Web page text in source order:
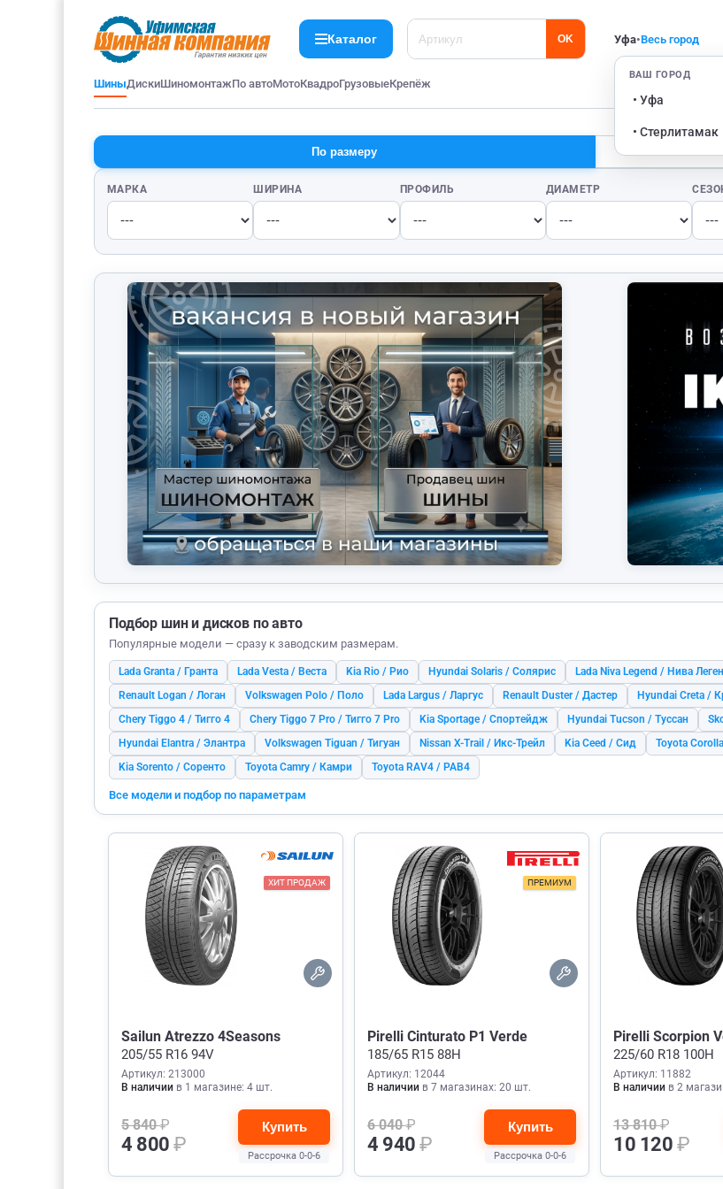
Каталог OK Уфа•Весь город
ВАШ ГОРОД
• Уфа
• Стерлитамак
ШиныДискиШиномонтажПо автоМотоКвадроГрузовыеКрепёж
По размеру
МАРКА ШИРИНА ПРОФИЛЬ ДИАМЕТР
Подбор шин и дисков по авто
Популярные модели — сразу к заводским размерам.
Lada Granta / Гранта Lada Vesta / Веста Kia Rio / Рио Hyundai Solaris / Солярис Lada Niva Legend / Нива
Renault Logan / Логан
Volkswagen Polo / Поло Lada Largus / Ларгус Renault Duster / Дастер Hyundai Creta /
Chery Tiggo 4 / Тигго 4
Chery Tiggo 7 Pro / Тигго 7 Pro Kia Sportage / Спортейдж Hyundai Tucson / Туссан
Hyundai Elantra / Элантра
Volkswagen Tiguan / Тигуан Nissan X-Trail / Икс-Трейл Kia Ceed / Сид Toyota
Kia Sorento / Соренто
Toyota Camry / Камри Toyota RAV4 / РАВ4
Все модели и подбор по параметрам
ХИТ ПРОДАЖ
Sailun Atrezzo 4Seasons
205/55 R16 94V
Артикул: 213000
В наличии в 1 магазине: 4 шт.
5 840₽
4 800₽
Купить
Рассрочка 0-0-6
ПРЕМИУМ
Pirelli Cinturato P1 Verde
185/65 R15 88H
Артикул: 12044
В наличии в 7 магазинах: 20 шт.
6 040₽
4 940₽
Купить
Рассрочка 0-0-6
Pirelli Scorpion
225/60 R18 100H
Артикул: 11882
В наличии в 2
13 810₽
10 120 ₽